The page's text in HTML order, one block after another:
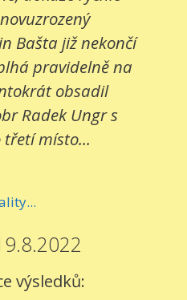
Bašta již nekončí
pravidelně na
obsadil
Radek Ungr s
místo...
výsledků: